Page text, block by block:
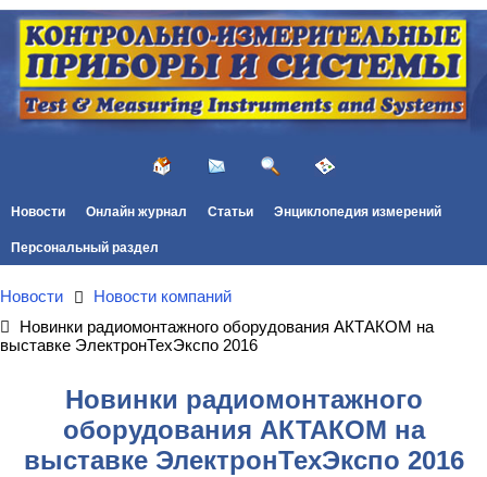
Новости Онлайн журнал Статьи Энциклопедия измерений
Персональный раздел
Новости
Новости компаний
Новинки радиомонтажного оборудования АКТАКОМ на
выставке ЭлектронТехЭкспо 2016
Новинки радиомонтажного
оборудования АКТАКОМ на
выставке ЭлектронТехЭкспо 2016